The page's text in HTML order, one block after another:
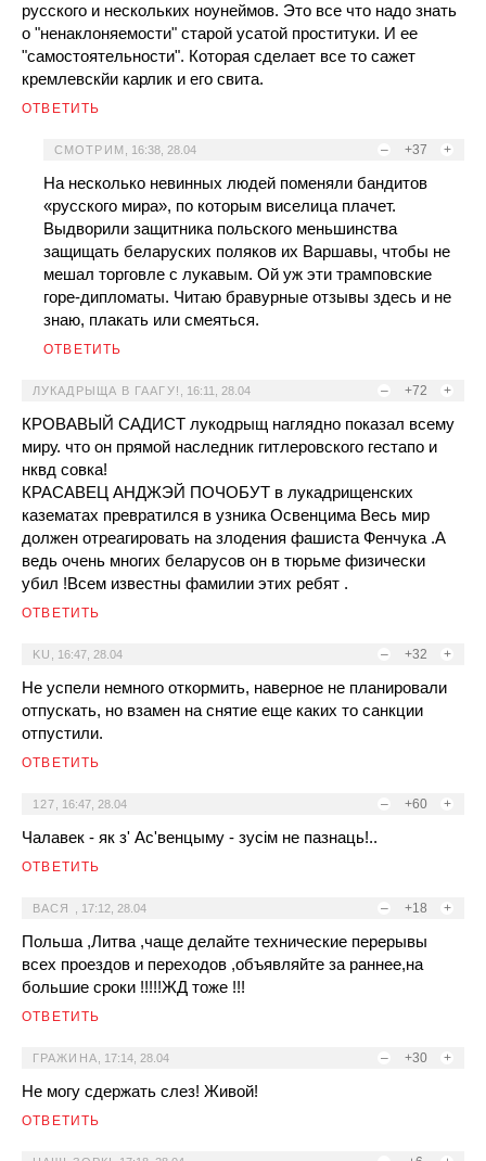
русского и нескольких ноунеймов. Это все что надо знать
о "ненаклоняемости" старой усатой проституки. И ее
"самостоятельности". Которая сделает все то сажет
кремлевскйи карлик и его свита.
ОТВЕТИТЬ
– +37 +
СМОТРИМ 16:38, 28.04
На несколько невинных людей поменяли бандитов
«русского мира», по которым виселица плачет.
Выдворили защитника польского меньшинства
защищать беларуских поляков их Варшавы, чтобы не
мешал торговле с лукавым. Ой уж эти трамповские
горе-дипломаты. Читаю бравурные отзывы здесь и не
знаю, плакать или смеяться.
ОТВЕТИТЬ
– +72 +
ЛУКАДРЫЩА В ГААГУ! 16:11, 28.04
КРОВАВЫЙ САДИСТ лукодрыщ наглядно показал всему
миру. что он прямой наследник гитлеровского гестапо и
нквд совка!
КРАСАВЕЦ АНДЖЭЙ ПОЧОБУТ в лукадрищенских
казематах превратился в узника Освенцима Весь мир
должен отреагировать на злодения фашиста Фенчука .А
ведь очень многих беларусов он в тюрьме физически
убил !Всем известны фамилии этих ребят .
ОТВЕТИТЬ
– +32 +
KU 16:47, 28.04
Не успели немного откормить, наверное не планировали
отпускать, но взамен на снятие еще каких то санкции
отпустили.
ОТВЕТИТЬ
– +60 +
127 16:47, 28.04
Чалавек - як з' Ас'венцыму - зусім не пазнаць!..
ОТВЕТИТЬ
– +18 +
ВАСЯ 17:12, 28.04
Польша ,Литва ,чаще делайте технические перерывы
всех проездов и переходов ,объявляйте за раннее,на
большие сроки !!!!!ЖД тоже !!!
ОТВЕТИТЬ
– +30 +
ГРАЖИНА 17:14, 28.04
Не могу сдержать слез! Живой!
ОТВЕТИТЬ